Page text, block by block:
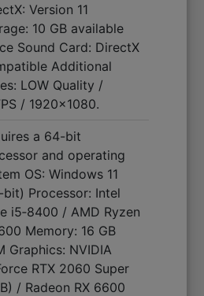
Version 11
10 GB available
Sound Card: DirectX
Additional
LOW Quality /
/ 1920x1080.
a 64-bit
and operating
OS: Windows 11
Processor: Intel
i5‑8400 / AMD Ryzen
Memory: 16 GB
Graphics: NVIDIA
RTX 2060 Super
/ Radeon RX 6600